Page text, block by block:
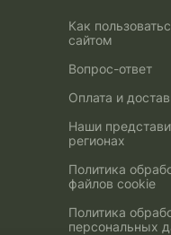
Как
сайтом
Вопрос-ответ
Оплата и
Наши
регионах
Политика
файлов cookie
Политика
персональных